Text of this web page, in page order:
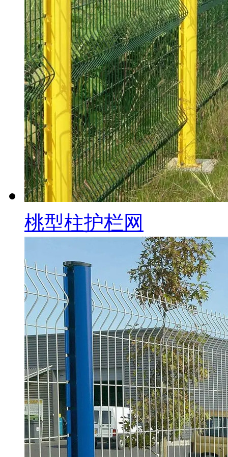
桃型柱护栏网